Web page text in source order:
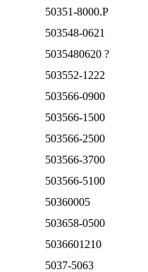
50351-8000.P
503548-0621
5035480620 ?
503552-1222
503566-0900
503566-1500
503566-2500
503566-3700
503566-5100
50360005
503658-0500
5036601210
5037-5063